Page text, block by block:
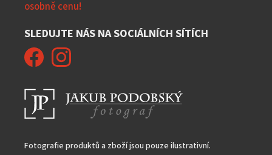
osobně cenu!
SLEDUJTE NÁS NA SOCIÁLNÍCH SÍTÍCH
Fotografie produktů a zboží jsou pouze ilustrativní.